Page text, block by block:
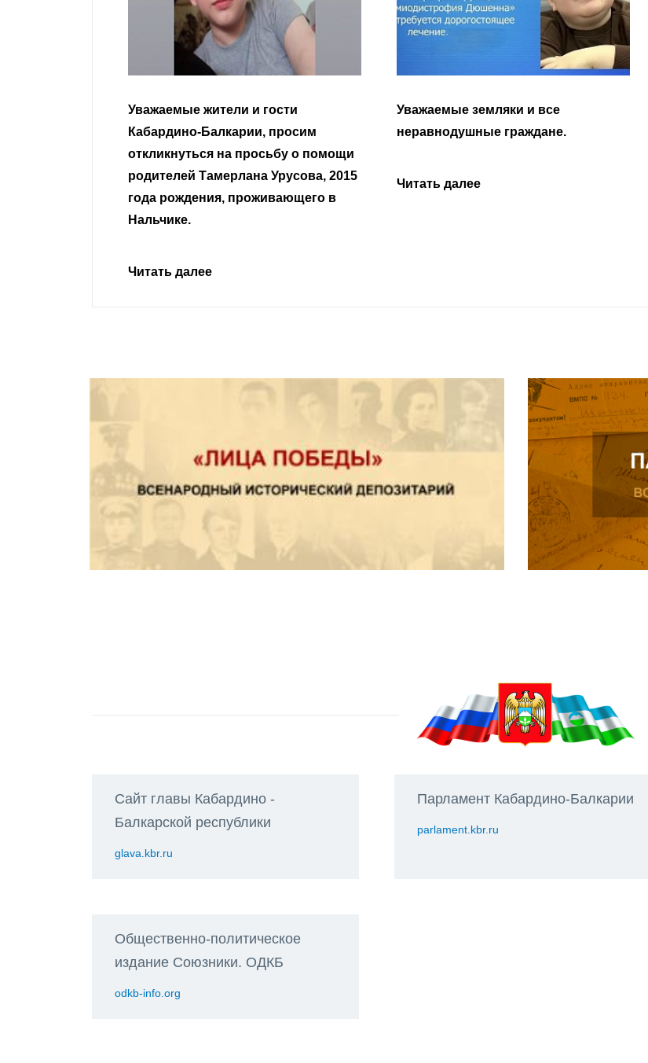
Уважаемые земляки и все
неравнодушные граждане.
Читать далее
Читать далее
Сайт главы Кабардино -
Балкарской республики
glava.kbr.ru
Парламент Кабардино-Балкарии
parlament.kbr.ru
Общественно-политическое
издание Союзники. ОДКБ
odkb-info.org